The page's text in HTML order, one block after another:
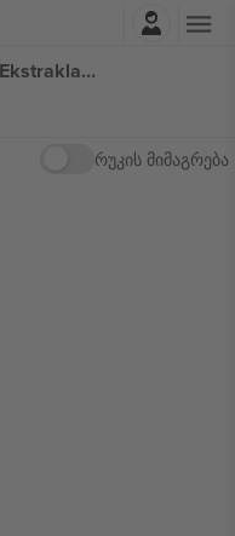
Górnik Zabrze vs GKS Katowice Ekstraklasa ბილეთი
რუკის მიმაგრება